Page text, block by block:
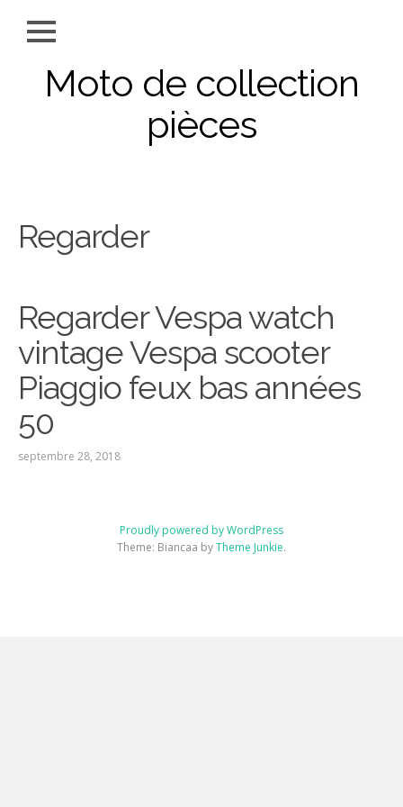
Moto de collection
pièces
Regarder
Regarder Vespa watch
vintage Vespa scooter
Piaggio feux bas années
50
septembre 28, 2018
Proudly powered by WordPress
Theme: Biancaa byTheme Junkie.